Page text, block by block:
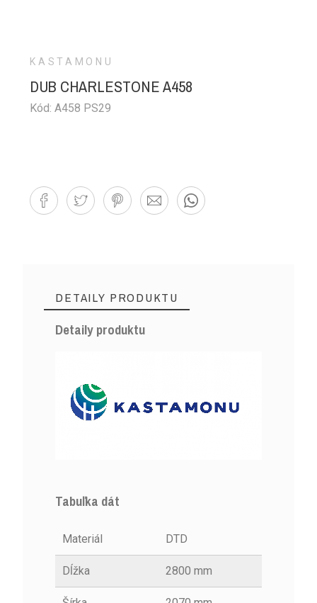
KASTAMONU
DUB CHARLESTONE A458
Kód: A458 PS29
DETAILY PRODUKTU
Detaily produktu
Tabuľka dát
Materiál DTD
Dĺžka 2800 mm